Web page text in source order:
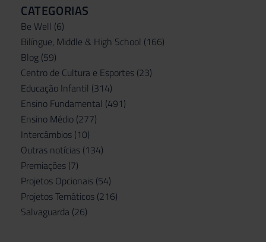
CATEGORIAS
Be Well (6)
Bilíngue, Middle & High School (166)
Blog (59)
Centro de Cultura e Esportes (23)
Educação Infantil (314)
Ensino Fundamental (491)
Ensino Médio (277)
Intercâmbios (10)
Outras notícias (134)
Premiações (7)
Projetos Opcionais (54)
Projetos Temáticos (216)
Salvaguarda (26)